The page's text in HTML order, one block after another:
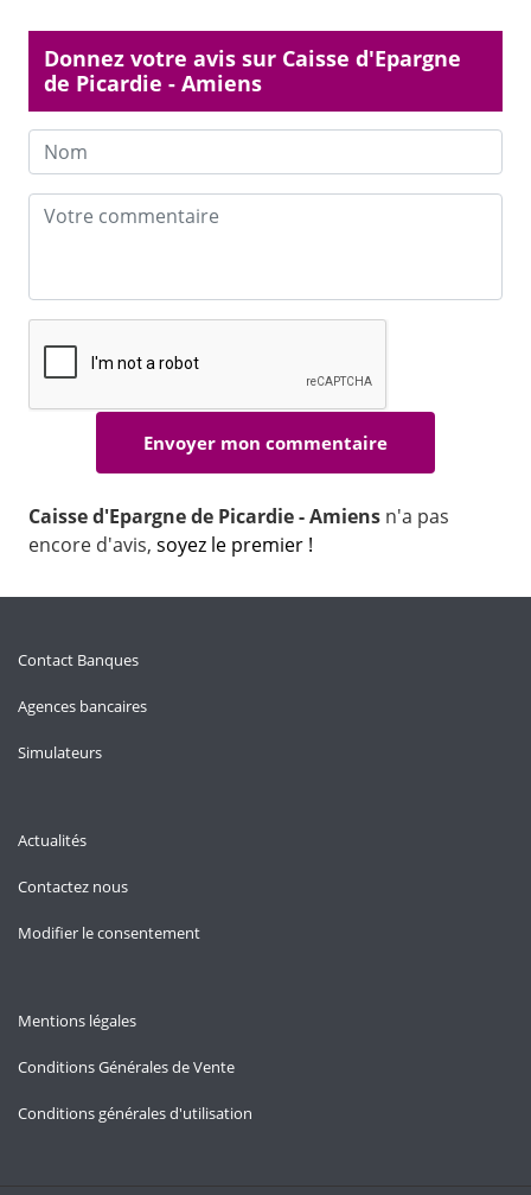
Donnez votre avis sur Caisse d'Epargne
de Picardie - Amiens
Caisse d'Epargne de Picardie - Amiens n'a pas
encore d'avis, soyez le premier !
Contact Banques
Agences bancaires
Simulateurs
Actualités
Contactez nous
Modifier le consentement
Mentions légales
Conditions Générales de Vente
Conditions générales d'utilisation